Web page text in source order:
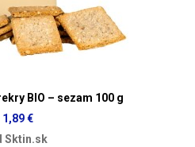
BIO – sezam 100 g
1,89 €
Sktin.sk